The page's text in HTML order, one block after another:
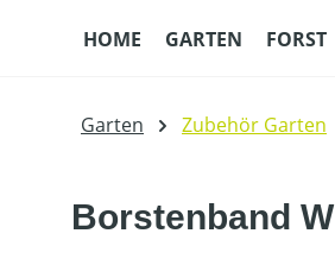
HOME GARTEN FORST
Garten Zubehör Garten
Borstenband